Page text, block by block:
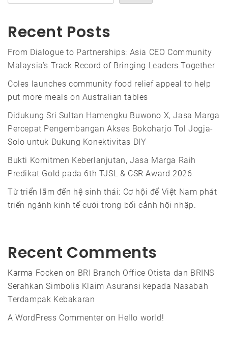
Recent Posts
From Dialogue to Partnerships: Asia CEO Community
Malaysia’s Track Record of Bringing Leaders Together
Coles launches community food relief appeal to help
put more meals on Australian tables
Didukung Sri Sultan Hamengku Buwono X, Jasa Marga
Percepat Pengembangan Akses Bokoharjo Tol Jogja-
Solo untuk Dukung Konektivitas DIY
Bukti Komitmen Keberlanjutan, Jasa Marga Raih
Predikat Gold pada 6th TJSL & CSR Award 2026
Từ triển lãm đến hệ sinh thái: Cơ hội để Việt Nam phát
triển ngành kinh tế cưới trong bối cảnh hội nhập.
Recent Comments
Karma Focken on BRI Branch Office Otista dan BRINS
Serahkan Simbolis Klaim Asuransi kepada Nasabah
Terdampak Kebakaran
A WordPress Commenteron Hello world!